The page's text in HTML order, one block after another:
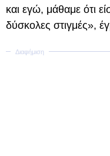
και εγώ, μάθαμε ότι
δύσκολες στιγμές»,